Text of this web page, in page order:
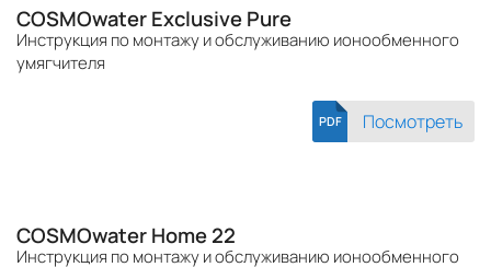
COSMOwater Exclusive Pure
Инструкция по монтажу и обслуживанию ионообменного
умягчителя
PDF Посмотреть
COSMOwater Home 22
Инструкция по монтажу и обслуживанию ионообменного